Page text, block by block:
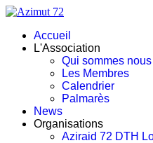
Accueil
L'Association
Qui sommes
Les Membres
Calendrier
Palmarès
News
Organisations
Aziraid 72 DTH